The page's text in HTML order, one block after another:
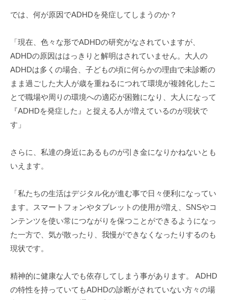
では、何が原因でADHDを発症してしまうのか？
「現在、色々な形でADHDの研究がなされていますが、
ADHDの原因ははっきりと解明はされていません。大人の
ADHDは多くの場合、子どもの頃に何らかの理由で未診断の
まま過ごした大人が歳を重ねるにつれて環境が複雑化したこ
とで職場や周りの環境への適応が困難になり、大人になって
『ADHDを発症した』と捉える人が増えているのが現状で
す」
さらに、私達の身近にあるものが引き金になりかねないとも
いえます。
「私たちの生活はデジタル化が進む事で日々便利になってい
ます。スマートフォンやタブレットの使用が増え、SNSやコ
ンテンツを使い常につながりを保つことができるようになっ
た一方で、気が散ったり、我慢ができなくなったりするのも
現状です。
精神的に健康な人でも依存してしまう事があります。 ADHD
の特性を持っていてもADHDの診断がされていない方々の場